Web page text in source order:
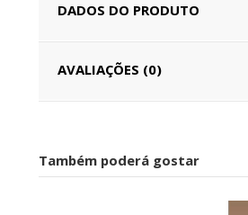
DADOS DO PRODUTO
AVALIAÇÕES (0)
Também poderá gostar